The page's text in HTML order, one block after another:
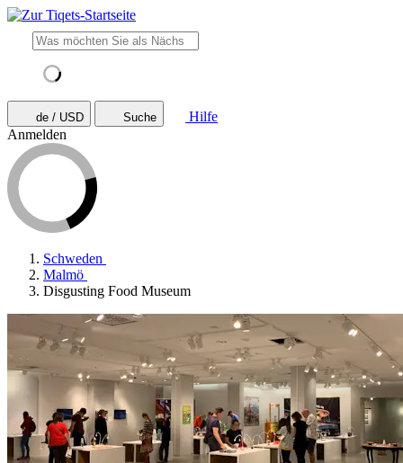
de / USD Suche
Hilfe
Anmelden
Schweden
Malmö
Disgusting Food Museum